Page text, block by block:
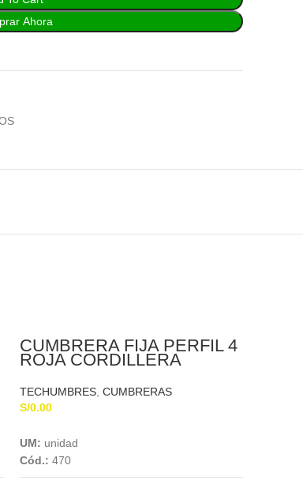
Ahora
CUMBRERA FIJA PERFIL 4
ROJA CORDILLERA
TECHUMBRES CUMBRERAS
S/0.00
UM: unidad
Cód.: 470